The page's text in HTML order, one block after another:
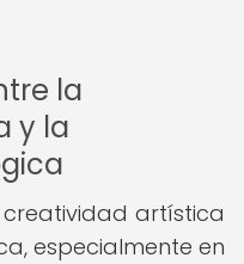
la
y la
artística
especialmente en